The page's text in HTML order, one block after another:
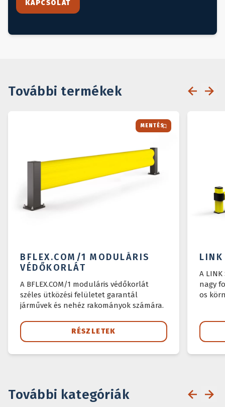
KAPCSOLAT
További termékek
MENTÉS
BFLEX.COM/1 MODULÁRIS
VÉDŐKORLÁT
A BFLEX.COM/1 moduláris védőkorlát
széles ütközési felületet garantál
járművek és nehéz rakományok számára.
RÉSZLETEK
LINK
A
nagy
os
További kategóriák